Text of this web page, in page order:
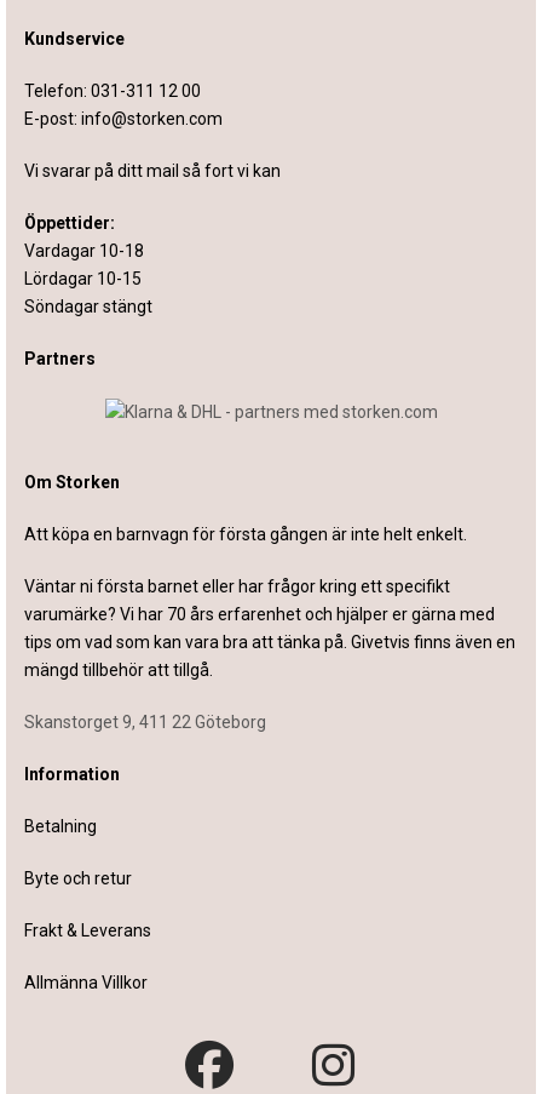
Kundservice
Telefon: 031-311 12 00
E-post: info@storken.com
Vi svarar på ditt mail så fort vi kan
Öppettider:
Vardagar 10-18
Lördagar 10-15
Söndagar stängt
Partners
Om Storken
Att köpa en barnvagn för första gången är inte helt enkelt.
Väntar ni första barnet eller har frågor kring ett specifikt
varumärke? Vi har 70 års erfarenhet och hjälper er gärna med
tips om vad som kan vara bra att tänka på. Givetvis finns även en
mängd tillbehör att tillgå.
Skanstorget 9, 411 22 Göteborg
Information
Betalning
Byte och retur
Frakt & Leverans
Allmänna Villkor